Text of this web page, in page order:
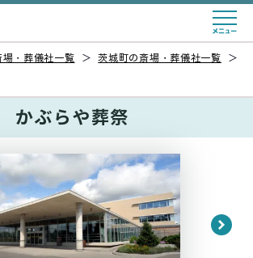
・葬儀社一覧 ＞ 茨城町の斎場・葬儀社一覧
＞
かぶらや葬祭